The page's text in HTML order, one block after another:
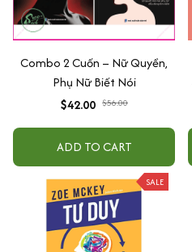
Combo 2 Cuốn – Nữ Quyền,
Phụ Nữ Biết Nói
$42.00 $56.00
ADD TO CART
SALE